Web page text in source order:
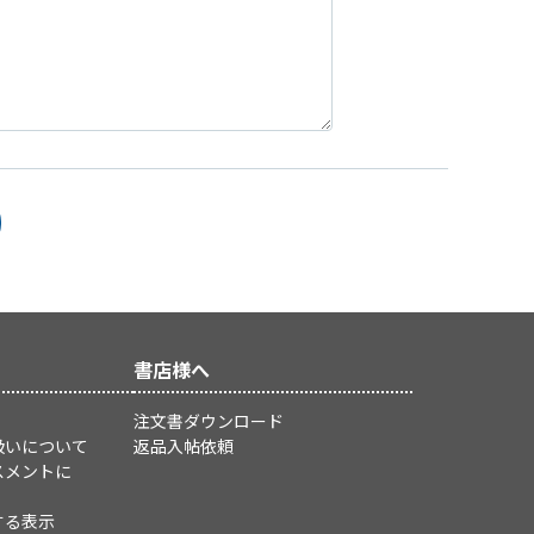
について
ントに
表示
書店様へ
注文書ダウンロード
返品入帖依頼